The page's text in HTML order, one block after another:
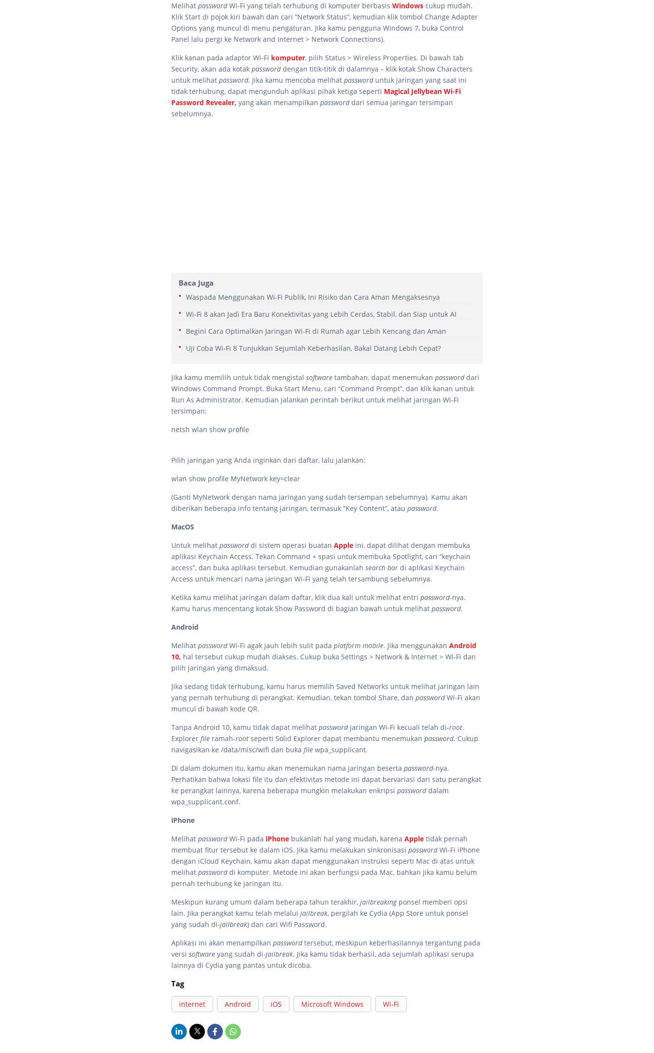
Melihat passwordWi-Fi yang telah terhubung di komputer berbasis Windows cukup mudah.
Klik Start di pojok kiri bawah dan cari “Network Status”, kemudian klik tombol Change Adapter
Options yang muncul di menu pengaturan. Jika kamu pengguna Windows 7, buka Control
Panel lalu pergi ke Network and Internet > Network Connections).
Klik kanan pada adaptor Wi-Fi komputer, pilih Status > Wireless Properties. Di bawah tab
Security, akan ada kotak passworddengan titik-titik di dalamnya – klik kotak Show Characters
untuk melihat password. Jika kamu mencoba melihat password untuk jaringan yang saat ini
tidak terhubung, dapat mengunduh aplikasi pihak ketiga seperti Magical Jellybean Wi-Fi
Password Revealer, yang akan menampilkan passworddari semua jaringan tersimpan
sebelumnya.
Baca Juga
Waspada Menggunakan Wi-Fi Publik, Ini Risiko dan Cara Aman Mengaksesnya
Wi-Fi 8 akan Jadi Era Baru Konektivitas yang Lebih Cerdas, Stabil, dan Siap untuk AI
Begini Cara Optimalkan Jaringan Wi-Fi di Rumah agar Lebih Kencang dan Aman
Uji Coba Wi-Fi 8 Tunjukkan Sejumlah Keberhasilan, Bakal Datang Lebih Cepat?
Jika kamu memilih untuk tidak mengistal software tambahan, dapat menemukan passworddari
Windows Command Prompt. Buka Start Menu, cari “Command Prompt”, dan klik kanan untuk
Run As Administrator. Kemudian jalankan perintah berikut untuk melihat jaringan Wi-Fi
tersimpan:
netsh wlan show profile
Pilih jaringan yang Anda inginkan dari daftar, lalu jalankan:
wlan show profile MyNetwork key=clear
(Ganti MyNetwork dengan nama jaringan yang sudah tersempan sebelumnya). Kamu akan
diberikan beberapa info tentang jaringan, termasuk “Key Content”, atau password.
MacOS
Untuk melihat passworddi sistem operasi buatan Apple ini, dapat dilihat dengan membuka
aplikasi Keychain Access. Tekan Command + spasi untuk membuka Spotlight, cari “keychain
access”, dan buka aplikasi tersebut. Kemudian gunakanlah search bar di aplikasi Keychain
Access untuk mencari nama jaringan Wi-Fi yang telah tersambung sebelumnya.
Ketika kamu melihat jaringan dalam daftar, klik dua kali untuk melihat entri password-nya.
Kamu harus mencentang kotak Show Password di bagian bawah untuk melihat password.
Android
Melihat passwordWi-Fi agak jauh lebih sulit pada platform mobile. Jika menggunakan Android
10, hal tersebut cukup mudah diakses. Cukup buka Settings > Network & Internet > Wi-Fi dan
pilih jaringan yang dimaksud.
Jika sedang tidak terhubung, kamu harus memilih Saved Networks untuk melihat jaringan lain
yang pernah terhubung di perangkat. Kemudian, tekan tombol Share, dan passwordWi-Fi akan
muncul di bawah kode QR.
Tanpa Android 10, kamu tidak dapat melihat password jaringan Wi-Fi kecuali telah di-root.
Explorer file ramah-root seperti Solid Explorer dapat membantu menemukan password. Cukup
navigasikan ke /data/misc/wifi dan buka file wpa_supplicant.
Di dalam dokumen itu, kamu akan menemukan nama jaringan beserta password-nya.
Perhatikan bahwa lokasi file itu dan efektivitas metode ini dapat bervariasi dari satu perangkat
ke perangkat lainnya, karena beberapa mungkin melakukan enkripsi passworddalam
wpa_supplicant.conf.
iPhone
Melihat passwordWi-Fi pada iPhone bukanlah hal yang mudah, karena Apple tidak pernah
membuat fitur tersebut ke dalam iOS. Jika kamu melakukan sinkronisasi passwordWi-Fi iPhone
dengan iCloud Keychain, kamu akan dapat menggunakan instruksi seperti Mac di atas untuk
melihat passworddi komputer. Metode ini akan berfungsi pada Mac, bahkan jika kamu belum
pernah terhubung ke jaringan itu.
Meskipun kurang umum dalam beberapa tahun terakhir, jailbreaking ponsel memberi opsi
lain. Jika perangkat kamu telah melalui jailbreak, pergilah ke Cydia (App Store untuk ponsel
yang sudah di-jailbreak) dan cari Wifi Password.
Aplikasi ini akan menampilkan passwordtersebut, meskipun keberhasilannya tergantung pada
versi software yang sudah di-jailbreak. Jika kamu tidak berhasil, ada sejumlah aplikasi serupa
lainnya di Cydia yang pantas untuk dicoba.
Tag
internet Android iOS Microsoft Windows Wi-Fi